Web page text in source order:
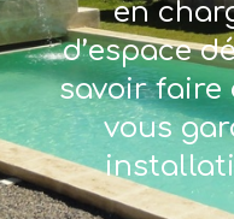
en
d’espace
savoir faire
vous